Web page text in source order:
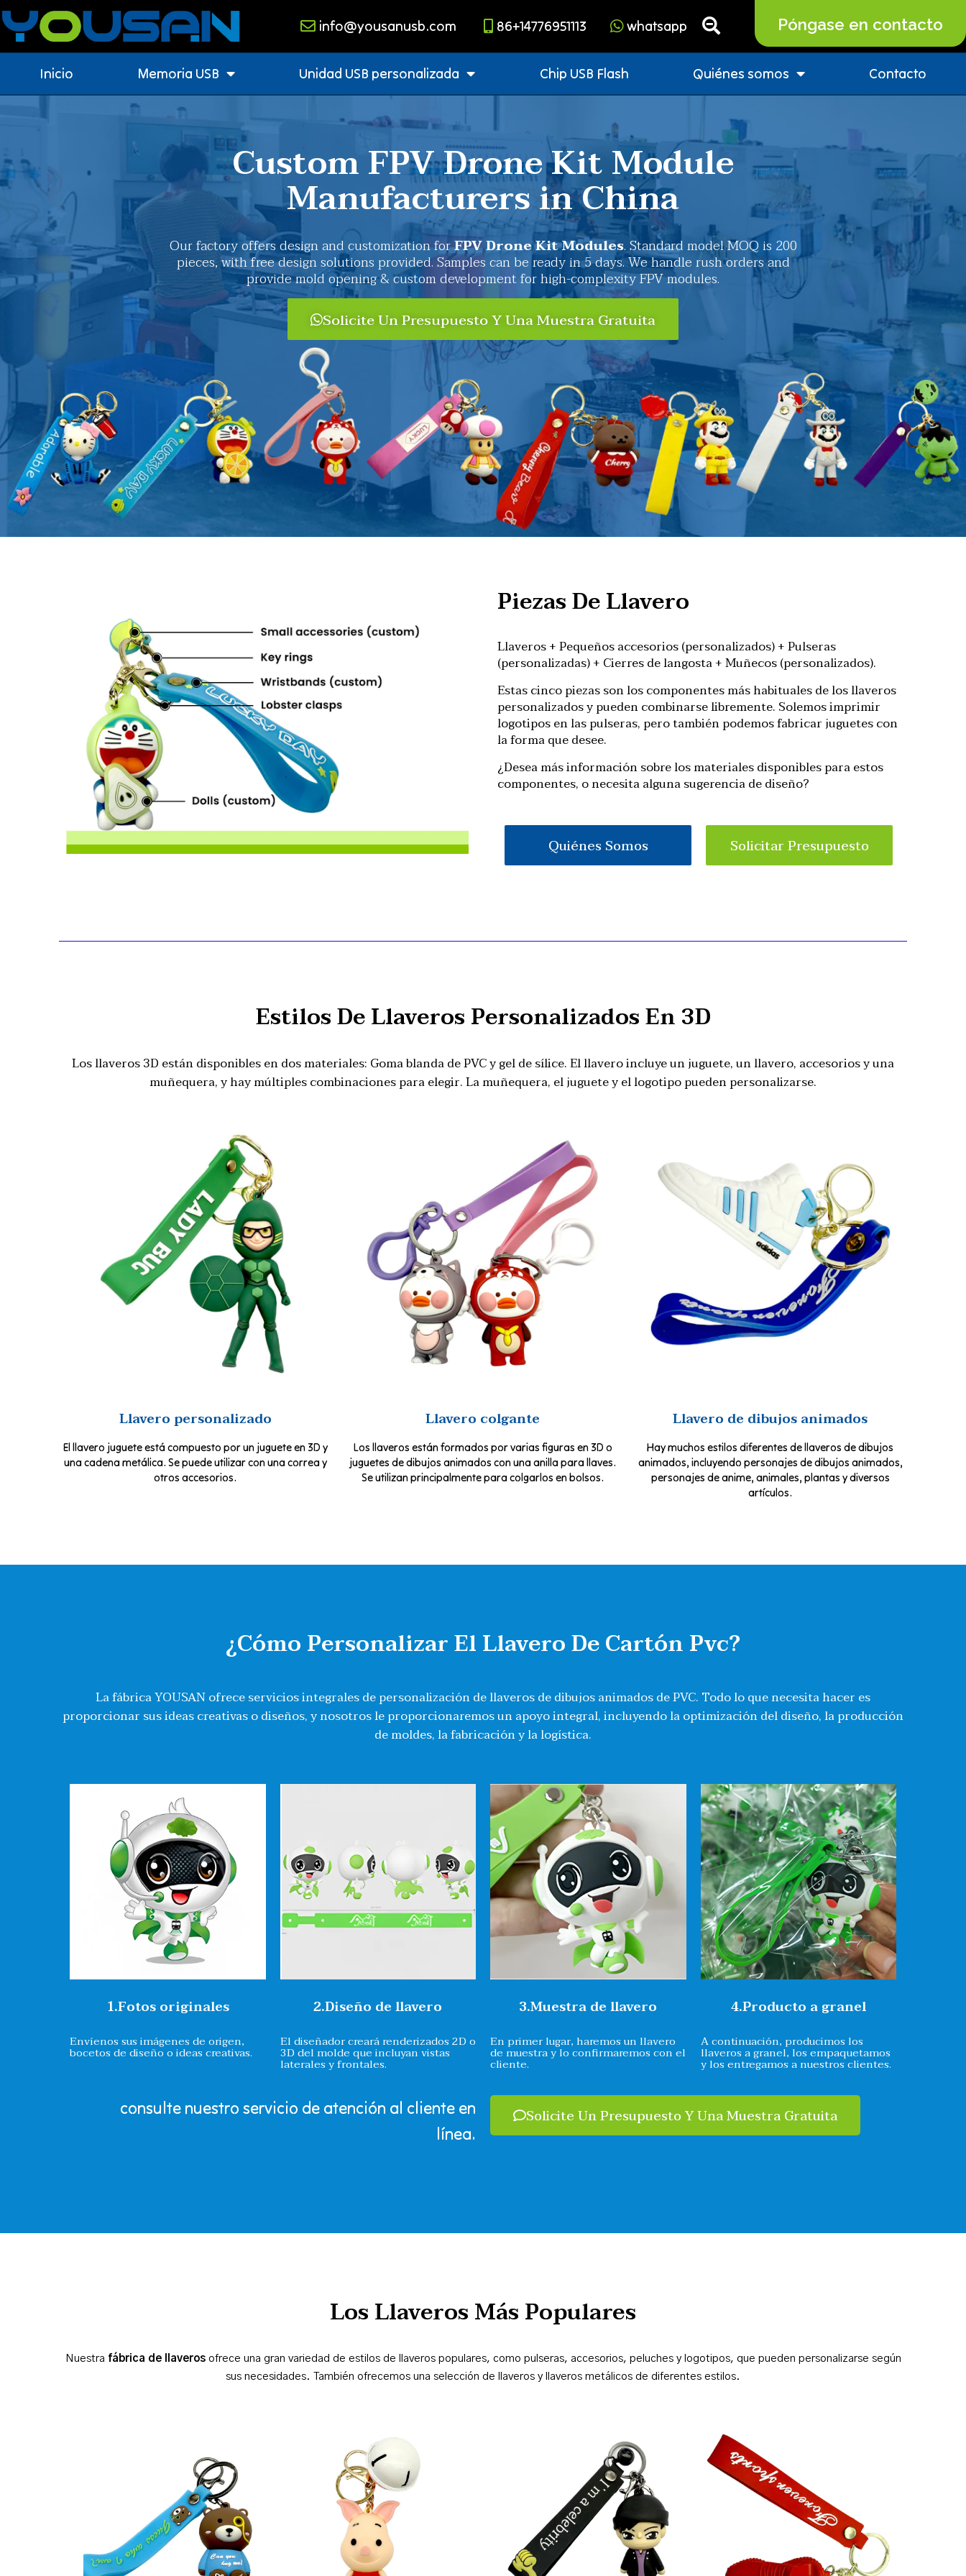
info@yousanusb.com 86+14776951113 whatsapp Póngase en contacto
Inicio Memoria USB Unidad USB personalizada Chip USB Flash Quiénes somos Contacto
Custom FPV Drone Kit Module
Manufacturers in China
Our factory offers design and customization forFPV Drone Kit Modules. Standard model MOQ is 200
pieces, with free design solutions provided. Samples can be ready in 5 days. We handle rush orders and
provide mold opening & custom development for high-complexity FPV modules.
Solicite Un Presupuesto Y Una Muestra Gratuita
Piezas De Llavero
Llaveros + Pequeños accesorios (personalizados) + Pulseras
(personalizadas) + Cierres de langosta + Muñecos (personalizados).
Estas cinco piezas son los componentes más habituales de los llaveros
personalizados y pueden combinarse libremente. Solemos imprimir
logotipos en las pulseras, pero también podemos fabricar juguetes con
la forma que desee.
¿Desea más información sobre los materiales disponibles para estos
componentes, o necesita alguna sugerencia de diseño?
Quiénes Somos Solicitar Presupuesto
Estilos De Llaveros Personalizados En 3D
Los llaveros 3D están disponibles en dos materiales: Goma blanda de PVC y gel de sílice. El llavero incluye un juguete, un llavero, accesorios y una
muñequera, y hay múltiples combinaciones para elegir. La muñequera, el juguete y el logotipo pueden personalizarse.
Llavero personalizado
El llavero juguete está compuesto por un juguete en 3D y
una cadena metálica. Se puede utilizar con una correa y
otros accesorios.
Llavero colgante
Los llaveros están formados por varias figuras en 3D o
juguetes de dibujos animados con una anilla para llaves.
Se utilizan principalmente para colgarlos en bolsos.
Llavero de dibujos animados
Hay muchos estilos diferentes de llaveros de dibujos
animados, incluyendo personajes de dibujos animados,
personajes de anime, animales, plantas y diversos
artículos.
¿Cómo Personalizar El Llavero De Cartón Pvc?
La fábrica YOUSAN ofrece servicios integrales de personalización de llaveros de dibujos animados de PVC. Todo lo que necesita hacer es
proporcionar sus ideas creativas o diseños, y nosotros le proporcionaremos un apoyo integral, incluyendo la optimización del diseño, la producción
de moldes, la fabricación y la logística.
1.Fotos originales
Envíenos sus imágenes de origen,
bocetos de diseño o ideas creativas.
2.Diseño de llavero
El diseñador creará renderizados 2D o
3D del molde que incluyan vistas
laterales y frontales.
3.Muestra de llavero
En primer lugar, haremos un llavero
de muestra y lo confirmaremos con el
cliente.
4.Producto a granel
A continuación, producimos los
llaveros a granel, los empaquetamos
y los entregamos a nuestros clientes.
consulte nuestro servicio de atención al cliente en
línea.
Solicite Un Presupuesto Y Una Muestra Gratuita
Los Llaveros Más Populares
Nuestra fábrica de llaverosofrece una gran variedad de estilos de llaveros populares, como pulseras, accesorios, peluches y logotipos, que pueden personalizarse según
sus necesidades. También ofrecemos una selección de llaveros y llaveros metálicos de diferentes estilos.